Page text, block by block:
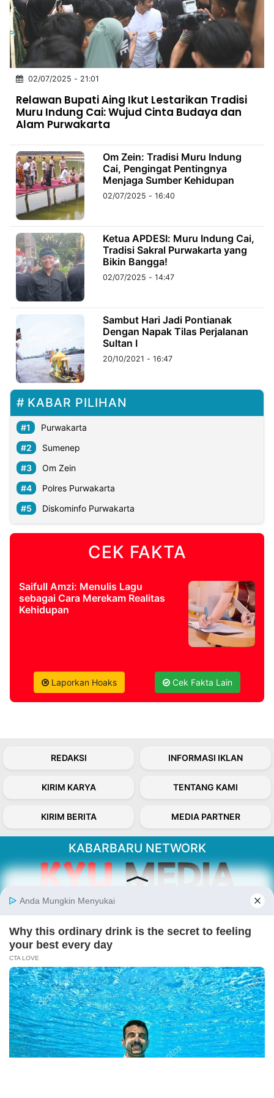
INDONESIA
Partner
NTB
Time
IDN
Jogja
Rakyat
News
Notice
Baru
Kabarbaru
2026
PT.
Kabarbaru
Media
Holding
02/07/2025 - 21:01
Relawan Bupati Aing Ikut Lestarikan Tradisi
Muru Indung Cai: Wujud Cinta Budaya dan
Alam Purwakarta
Om Zein: Tradisi Muru Indung
Cai, Pengingat Pentingnya
Menjaga Sumber Kehidupan
02/07/2025 - 16:40
Ketua APDESI: Muru Indung Cai,
Tradisi Sakral Purwakarta yang
Bikin Bangga!
02/07/2025 - 14:47
Sambut Hari Jadi Pontianak
Dengan Napak Tilas Perjalanan
Sultan I
20/10/2021 - 16:47
KABAR PILIHAN
Purwakarta
Sumenep
Om Zein
Polres Purwakarta
Diskominfo Purwakarta
CEK FAKTA
Saifull Amzi: Menulis Lagu
sebagai Cara Merekam Realitas
Kehidupan
Laporkan Hoaks Cek Fakta Lain
REDAKSI INFORMASI IKLAN
KIRIM KARYA TENTANG KAMI
KIRIM BERITA MEDIA PARTNER
KABARBARU NETWORK
Kabarbaru.co menyajikan berita aktual dan
inspiratif dari sudut pandang berbaik sangka
Follow Kabarbaru